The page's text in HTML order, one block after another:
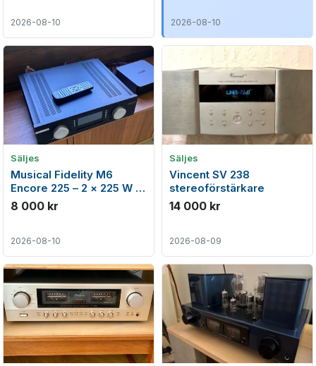
2026-08-10 2026-08-10
Säljes
Musical Fidelity M6
Encore 225 – 2 × 225 W /
DAC / streamer
8 000 kr
2026-08-10
Säljes
Vincent SV 238
stereoförstärkare
14 000 kr
2026-08-09